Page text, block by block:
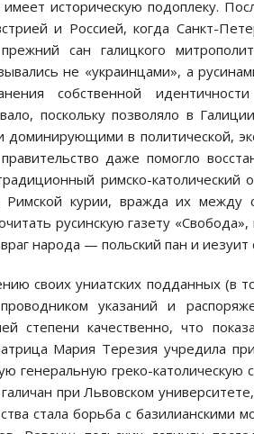
историческую подоплеку.
и Россией, когда Санкт-
сан галицкого
не «украинцами», а
собственной
поскольку позволяло в
в политической,
даже помогло
римско-католический
курии, вражда их между
русинскую газету
народа — польский пан и иезуит
своих униатских подданных (в
указаний и
степени качественно, что
Мария Терезия учредила
генеральную греко-католическую
при Львовском
стала борьба с базилианскими